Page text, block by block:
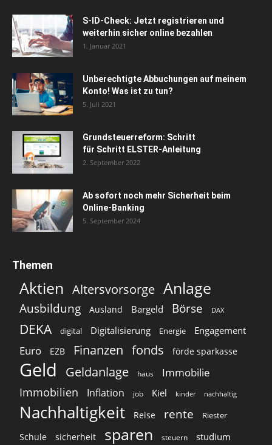
S-ID-Check: Jetzt registrieren und
weiterhin sicher online bezahlen
1. Januar 2021
Unberechtigte Abbuchungen auf meinem
Konto! Was ist zu tun?
5. Juli 2021
Grundsteuerreform: Schritt
für Schritt ELSTER-Anleitung
2. September 2022
Ab sofort noch mehr Sicherheit beim
Online-Banking
5. September 2024
Themen
Aktien Altersvorsorge Anlage
Ausbildung Ausland Bargeld Börse DAX
DEKA digital Digitalisierung Energie Engagement
Euro EZB Finanzen fonds förde sparkasse
Geld Geldanlage haus Immobilie
Immobilien Inflation job Kiel kinder nachhaltig
Nachhaltigkeit Reise rente Riester
Schule sicherheit sparen steuern studium